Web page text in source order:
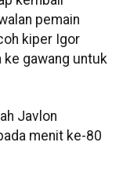
pemain
kiper Igor
ke gawang untuk
Javlon
menit ke-80